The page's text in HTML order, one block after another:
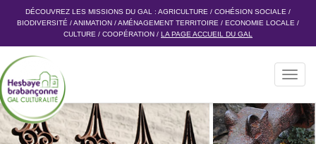
DÉCOUVREZ LES MISSIONS DU GAL : AGRICULTURE / COHÉSION SOCIALE /
BIODIVERSITÉ /ANIMATION /AMÉNAGEMENT TERRITOIRE / ECONOMIE LOCALE /
CULTURE / COOPÉRATION / LA PAGE ACCUEIL DU GAL